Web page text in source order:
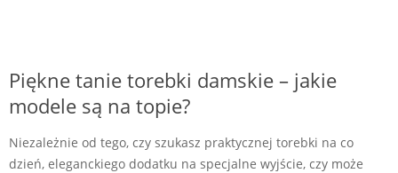
Piękne tanie torebki damskie – jakie
modele są na topie?
Niezależnie od tego, czy szukasz praktycznej torebki na co
dzień, eleganckiego dodatku na specjalne wyjście, czy może